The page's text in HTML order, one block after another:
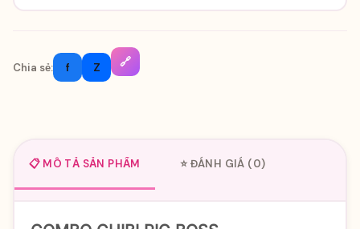
Chia sẻ: f Z 🔗
📋 MÔ TẢ SẢN PHẨM ⭐ ĐÁNH GIÁ (0)